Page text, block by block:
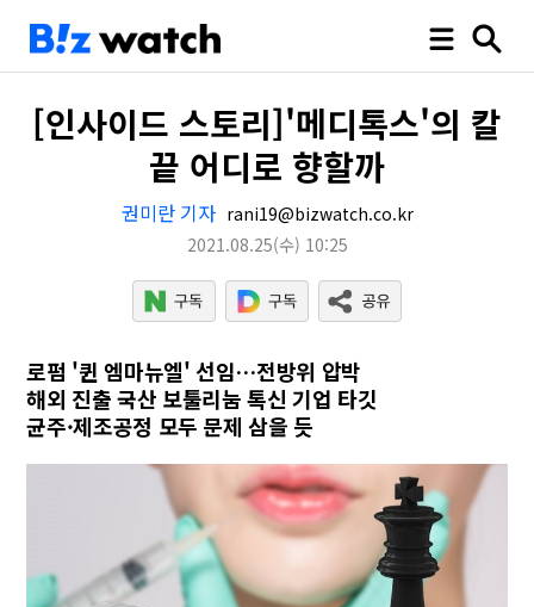
[인사이드 스토리]'메디톡스'의 칼
끝 어디로 향할까
권미란 기자 rani19@bizwatch.co.kr
2021.08.25(수) 10:25
로펌 '퀸 엠마뉴엘' 선임…전방위 압박
해외 진출 국산 보툴리눔 톡신 기업 타깃
균주·제조공정 모두 문제 삼을 듯